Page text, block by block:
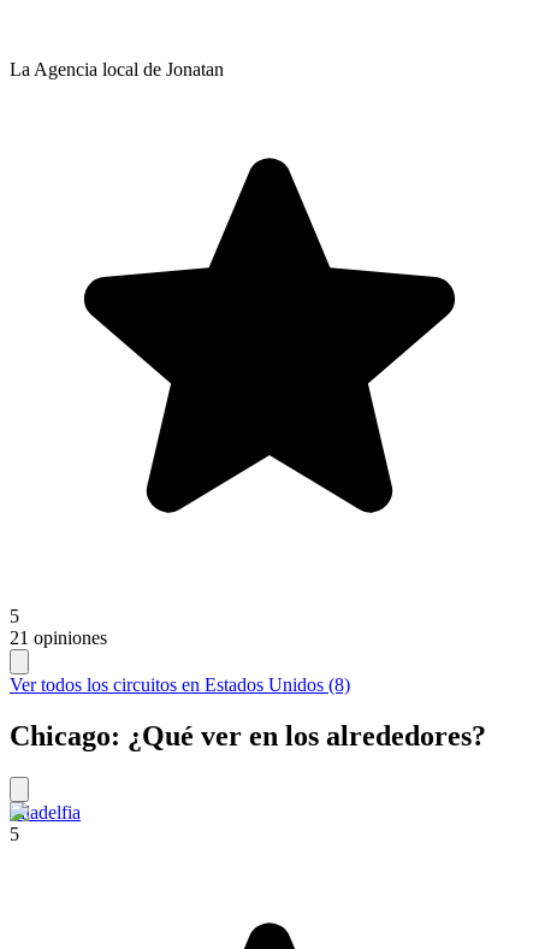
La Agencia local de Jonatan
5
21 opiniones
Ver todos los circuitos en Estados Unidos (8)
Chicago: ¿Qué ver en los alrededores?
Filadelfia
5